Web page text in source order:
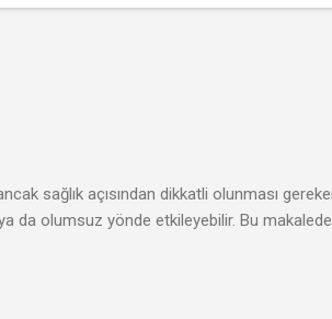
sağlık açısından dikkatli olunması
da olumsuz yönde etkileyebilir. Bu